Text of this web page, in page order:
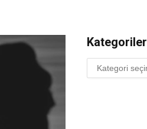
Kategoriler
Kategoriler